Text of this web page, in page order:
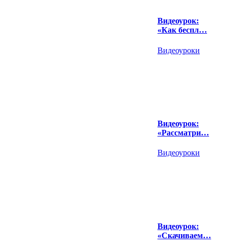
Видеоурок:
«Как беспл…
Видеоуроки
Видеоурок:
«Рассматри…
Видеоуроки
Видеоурок:
«Скачиваем…